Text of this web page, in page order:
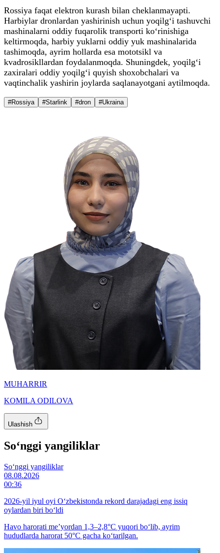
Rossiya faqat elektron kurash bilan cheklanmayapti.
Harbiylar dronlardan yashirinish uchun yoqilg‘i tashuvchi
mashinalarni oddiy fuqarolik transporti ko‘rinishiga
keltirmoqda, harbiy yuklarni oddiy yuk mashinalarida
tashimoqda, ayrim hollarda esa mototsikl va
kvadrosikllardan foydalanmoqda. Shuningdek, yoqilg‘i
zaxiralari oddiy yoqilg‘i quyish shoxobchalari va
vaqtinchalik yashirin joylarda saqlanayotgani aytilmoqda.
#Rossiya #Starlink #dron #Ukraina
MUHARRIR
KOMILA ODILOVA
Ulashish
So‘nggi yangiliklar
So‘nggi yangiliklar
08.08.2026
00:36
2026-yil iyul oyi O‘zbekistonda rekord darajadagi eng issiq
oylardan biri bo‘ldi
Havo harorati me’yordan 1,3–2,8°C yuqori bo‘lib, ayrim
hududlarda harorat 50°C gacha ko‘tarilgan.